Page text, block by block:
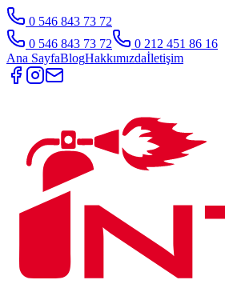
0 546 843 73 72
0 546 843 73 72
0 212 451 86 16
Ana SayfaBlogHakkımızdaİletişim